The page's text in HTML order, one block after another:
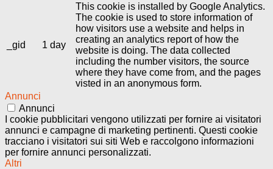
_gid 1 day
This cookie is installed by Google Analytics.
The cookie is used to store information of
how visitors use a website and helps in
creating an analytics report of how the
website is doing. The data collected
including the number visitors, the source
where they have come from, and the pages
visted in an anonymous form.
Annunci
Annunci
I cookie pubblicitari vengono utilizzati per fornire ai visitatori
annunci e campagne di marketing pertinenti. Questi cookie
tracciano i visitatori sui siti Web e raccolgono informazioni
per fornire annunci personalizzati.
Altri